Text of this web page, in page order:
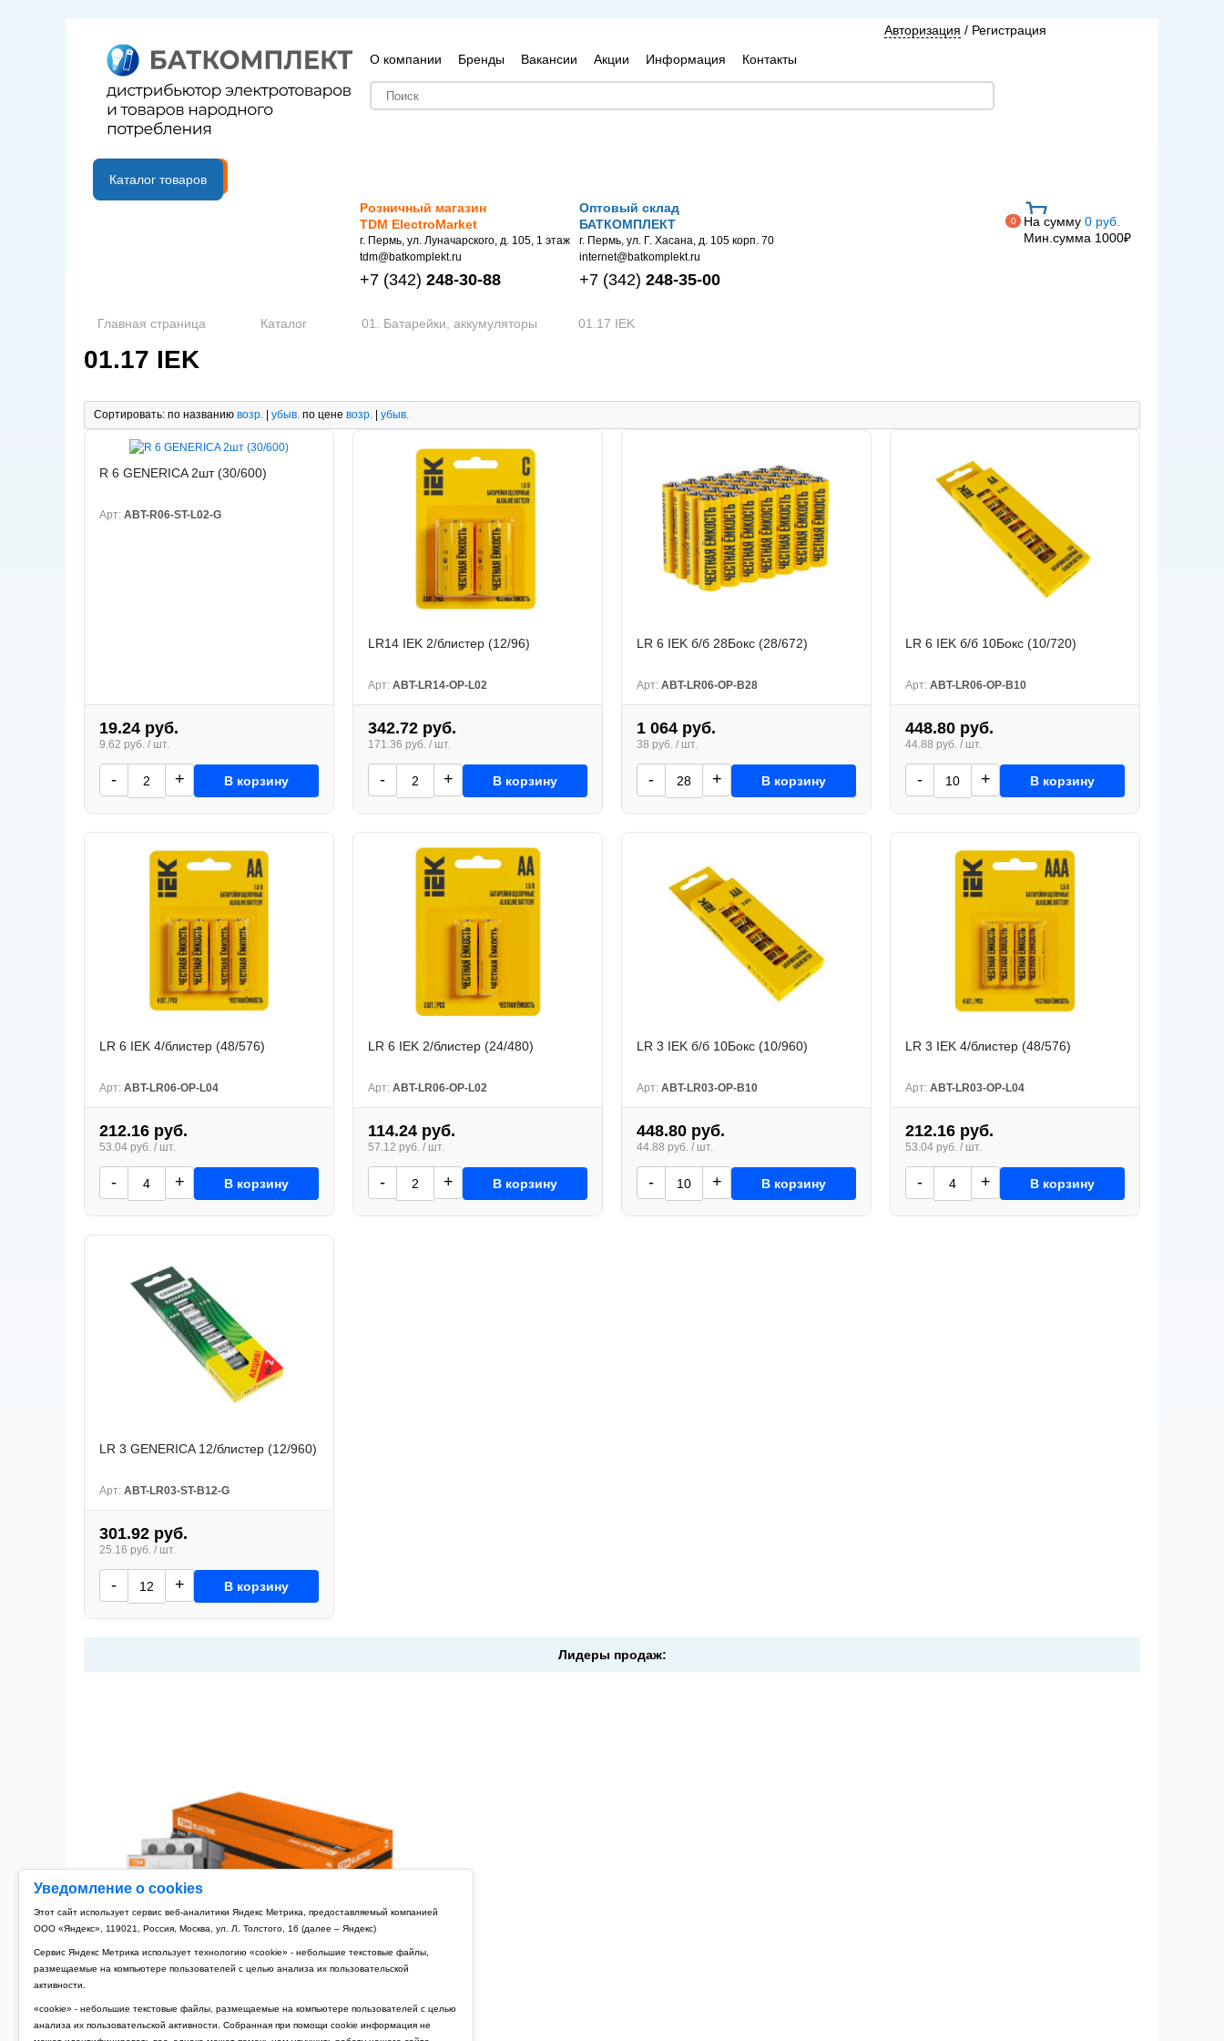
Уведомление о cookies
Этот сайт использует сервис веб-аналитики Яндекс Метрика, предоставляемый компанией
ООО «Яндекс», 119021, Россия, Москва, ул. Л. Толстого, 16 (далее – Яндекс)
Сервис Яндекс Метрика использует технологию «cookie» - небольшие текстовые файлы,
размещаемые на компьютере пользователей с целью анализа их пользовательской
активности.
«cookie» - небольшие текстовые файлы, размещаемые на компьютере пользователей с целью
анализа их пользовательской активности. Собранная при помощи cookie информация не
О компании Бренды Вакансии Акции Информация Контакты
Авторизация / Регистрация
B2B портал
Каталог товаров
Розничный магазин
TDM ElectroMarket
г. Пермь, ул. Луначарского, д. 105, 1 этаж
tdm@batkomplekt.ru
+7 (342) 248-30-88
Оптовый склад
БАТКОМПЛЕКТ
г. Пермь, ул. Г. Хасана, д. 105 корп. 70
internet@batkomplekt.ru
+7 (342) 248-35-00
0 На сумму 0 руб.
Мин.сумма 1000₽
Главная страница Каталог 01. Батарейки, аккумуляторы 01.17 IEK
01.17 IEK
Сортировать: по названию возр. | убыв. по цене возр. | убыв.
R 6 GENERICA 2шт (30/600)
Арт: ABT-R06-ST-L02-G
19.24 руб.
9.62 руб. / шт.
- + В корзину
LR14 IEK 2/блистер (12/96)
Арт: ABT-LR14-OP-L02
342.72 руб.
171.36 руб. / шт.
- + В корзину
LR 6 IEK б/б 28Бокс (28/672)
Арт: ABT-LR06-OP-B28
1 064 руб.
38 руб. / шт.
- + В корзину
LR 6 IEK б/б 10Бокс (10/720)
Арт: ABT-LR06-OP-B10
448.80 руб.
44.88 руб. / шт.
- + В корзину
LR 6 IEK 4/блистер (48/576)
Арт: ABT-LR06-OP-L04
212.16 руб.
53.04 руб. / шт.
- + В корзину
LR 6 IEK 2/блистер (24/480)
Арт: ABT-LR06-OP-L02
114.24 руб.
57.12 руб. / шт.
- + В корзину
LR 3 IEK б/б 10Бокс (10/960)
Арт: ABT-LR03-OP-B10
448.80 руб.
44.88 руб. / шт.
- + В корзину
LR 3 IEK 4/блистер (48/576)
Арт: ABT-LR03-OP-L04
212.16 руб.
53.04 руб. / шт.
- + В корзину
LR 3 GENERICA 12/блистер (12/960)
Арт: ABT-LR03-ST-B12-G
301.92 руб.
25.16 руб. / шт.
- + В корзину
Лидеры продаж: